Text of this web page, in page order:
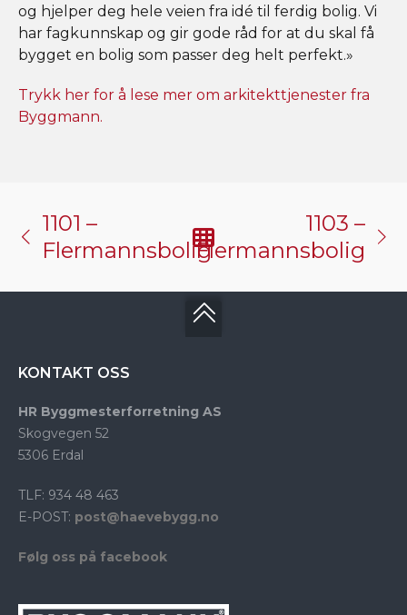
og hjelper deg hele veien fra idé til ferdig bolig. Vi
har fagkunnskap og gir gode råd for at du skal få
bygget en bolig som passer deg helt perfekt.»
Trykk her for å lese mer om arkitekttjenester fra
Byggmann.
1101 –
Flermannsbolig
1103 –
Flermannsbolig
KONTAKT OSS
HR Byggmesterforretning AS
Skogvegen 52
5306 Erdal
TLF: 934 48 463
E-POST: post@haevebygg.no
Følg oss på facebook